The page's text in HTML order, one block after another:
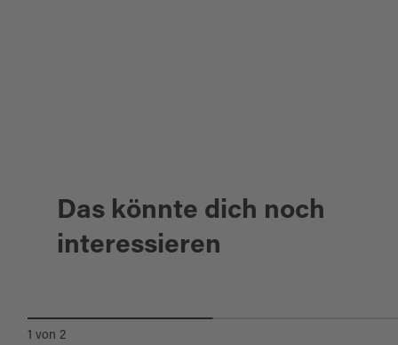
Das könnte dich noch
interessieren
1 von2